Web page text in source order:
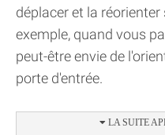
déplacer et la
exemple, quand vous
peut-être envie de
porte d'entrée.